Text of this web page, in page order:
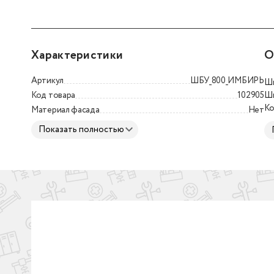
Характеристики
Артикул
ШБУ_800_ИМБИРЬ
Код товара
102905
Материал фасада
Нет
Показать полностью